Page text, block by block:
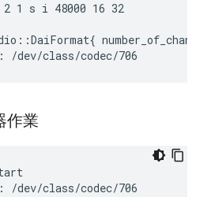
1 s i 48000 16 32
作業
/dev/class/codec/706